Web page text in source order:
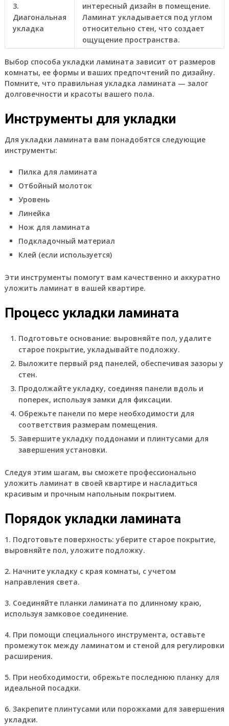
3.
Диагональная
укладка
интересный дизайн в помещение.
Ламинат укладывается под углом
относительно стен, что создает
ощущение пространства.
Выбор способа укладки ламината зависит от размеров
комнаты, ее формы и ваших предпочтений по дизайну.
Помните, что правильная укладка ламината — залог
долговечности и красоты вашего пола.
Инструменты для укладки
Для укладки ламината вам понадобятся следующие
инструменты:
Пилка для ламината
Отбойный молоток
Уровень
Линейка
Нож для ламината
Подкладочный материал
Клей (если используется)
Эти инструменты помогут вам качественно и аккуратно
уложить ламинат в вашей квартире.
Процесс укладки ламината
Подготовьте основание: выровняйте пол, удалите
старое покрытие, укладывайте подложку.
Выложите первый ряд панелей, обеспечивая зазоры у
стен.
Продолжайте укладку, соединяя панели вдоль и
поперек, используя замки для фиксации.
Обрежьте панели по мере необходимости для
соответствия размерам помещения.
Завершите укладку поддонами и плинтусами для
завершения установки.
Следуя этим шагам, вы сможете профессионально
уложить ламинат в своей квартире и насладиться
красивым и прочным напольным покрытием.
Порядок укладки ламината
1. Подготовьте поверхность: уберите старое покрытие,
выровняйте пол, уложите подложку.
2. Начните укладку с края комнаты, с учетом
направления света.
3. Соединяйте планки ламината по длинному краю,
используя замковое соединение.
4. При помощи специального инструмента, оставьте
промежуток между ламинатом и стеной для регулировки
расширения.
5. При необходимости, обрежьте последнюю планку для
идеальной посадки.
6. Закрепите плинтусами или порожками для завершения
укладки.